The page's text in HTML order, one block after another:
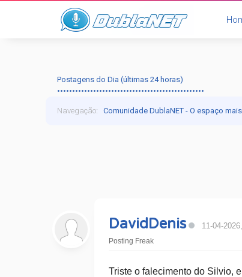
Postagens do Dia (últimas 24 horas)
•••••••••••••••••••••••••••••••••••••••••••••••••
Navegação:Comunidade DublaNET - O espaço
DavidDenis 11-04-
Posting Freak
Triste o falecimento do Silvio,